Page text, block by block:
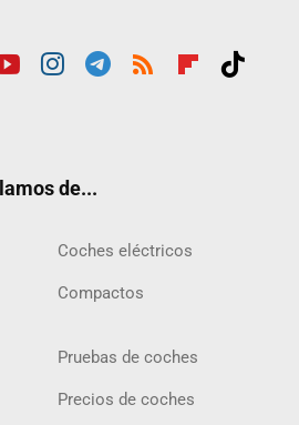
de...
Coches eléctricos
Compactos
Pruebas de coches
Precios de coches